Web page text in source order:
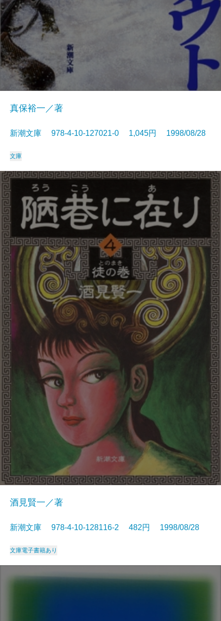
真保裕一／著
新潮文庫 978-4-10-127021-0 1,045円 1998/08/28
文庫
酒見賢一／著
新潮文庫 978-4-10-128116-2 482円 1998/08/28
文庫電子書籍あり